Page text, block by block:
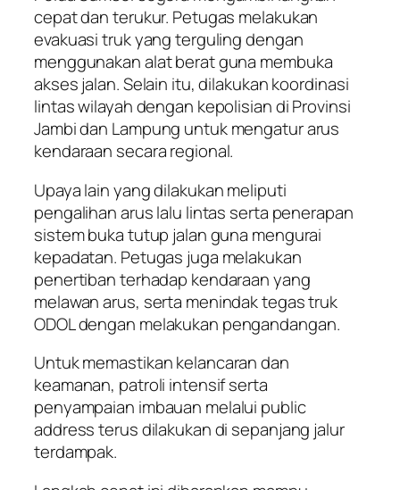
cepat dan terukur. Petugas melakukan
evakuasi truk yang terguling dengan
menggunakan alat berat guna membuka
akses jalan. Selain itu, dilakukan koordinasi
lintas wilayah dengan kepolisian di Provinsi
Jambi dan Lampung untuk mengatur arus
kendaraan secara regional.
Upaya lain yang dilakukan meliputi
pengalihan arus lalu lintas serta penerapan
sistem buka tutup jalan guna mengurai
kepadatan. Petugas juga melakukan
penertiban terhadap kendaraan yang
melawan arus, serta menindak tegas truk
ODOL dengan melakukan pengandangan.
Untuk memastikan kelancaran dan
keamanan, patroli intensif serta
penyampaian imbauan melalui public
address terus dilakukan di sepanjang jalur
terdampak.